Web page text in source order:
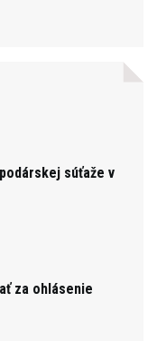
súťaže v
za ohlásenie